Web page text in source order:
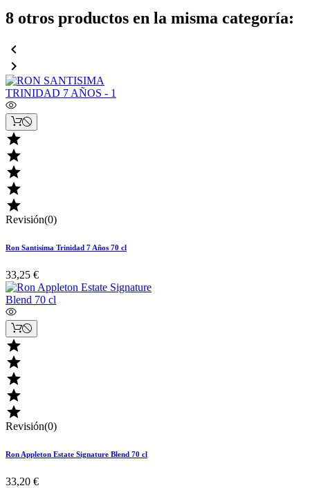
8 otros productos en la misma categoría:







Revisión(0)
Ron Santisima Trinidad 7 Años 70 cl
33,25 €





Revisión(0)
Ron Appleton Estate Signature Blend 70 cl
33,20 €